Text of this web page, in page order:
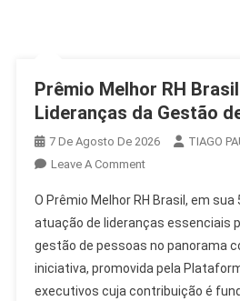
Prêmio Melhor RH
Lideranças da Gestão
7 De Agosto De 2026
TIAGO
Leave A CommentOn
Melhor
RH
Brasil
Celebra
Lideranças
O Prêmio Melhor RH Brasil, em
atuação de lideranças essenciais
gestão de pessoas no panorama
iniciativa, promovida pela
executivos cuja contribuição é